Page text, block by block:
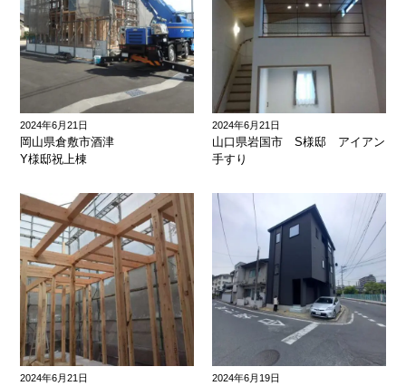
2024年6月21日
岡山県倉敷市酒津
Y様邸祝上棟
2024年6月21日
山口県岩国市 S様邸 アイアン
手すり
2024年6月21日 2024年6月19日